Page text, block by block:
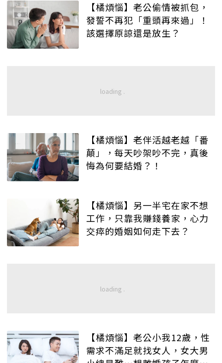
【橘煩惱】老公偷情被抓包，
發誓不再犯「重頭再來過」！
該選擇原諒還是放生？
【橘煩惱】老伴活越老越「番
顛」，每天吵架吵不完，真後
悔為何要結婚？！
【橘煩惱】另一半宅在家不想
工作，只靠我賺錢養家，心力
交瘁的婚姻如何走下去？
【橘煩惱】老公小我12歲，性
需求不滿足就找女人，女大男